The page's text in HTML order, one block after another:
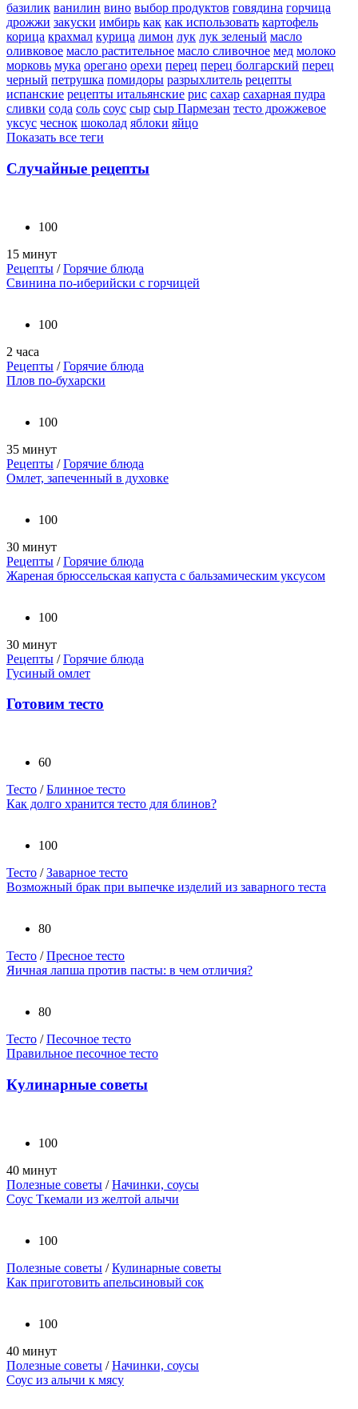
базилик ванилин вино выбор продуктов говядина горчица
дрожжи закуски имбирь как как использовать картофель
корица крахмал курица лимон лук лук зеленый масло
оливковое масло растительное масло сливочное мед молоко
морковь мука орегано орехи перец перец болгарский перец
черный петрушка помидоры разрыхлитель рецепты
испанские рецепты итальянские рис сахар сахарная пудра
сливки сода соль соус сыр сыр Пармезан тесто дрожжевое
уксус чеснок шоколад яблоки яйцо
Показать все теги
Случайные рецепты
100
15 минут
Рецепты /Горячие блюда
Свинина по-иберийски с горчицей
100
2 часа
Рецепты /Горячие блюда
Плов по-бухарски
100
35 минут
Рецепты /Горячие блюда
Омлет, запеченный в духовке
100
30 минут
Рецепты /Горячие блюда
Жареная брюссельская капуста с бальзамическим уксусом
100
30 минут
Рецепты /Горячие блюда
Гусиный омлет
Готовим тесто
60
Тесто /Блинное тесто
Как долго хранится тесто для блинов?
100
Тесто /Заварное тесто
Возможный брак при выпечке изделий из заварного теста
80
Тесто /Пресное тесто
Яичная лапша против пасты: в чем отличия?
80
Тесто /Песочное тесто
Правильное песочное тесто
Кулинарные советы
100
40 минут
Полезные советы /Начинки, соусы
Соус Ткемали из желтой алычи
100
Полезные советы /Кулинарные советы
Как приготовить апельсиновый сок
100
40 минут
Полезные советы /Начинки, соусы
Соус из алычи к мясу